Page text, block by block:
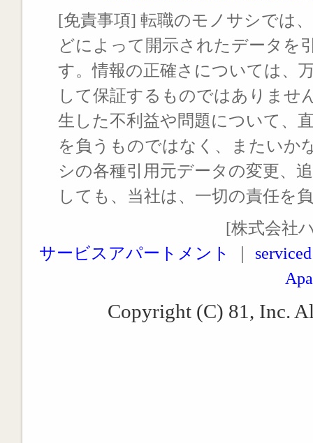
[免責事項] 転職のモノサシでは
どによって開示されたデータを
す。情報の正確さについては、
して保証するものではありませ
生した不利益や問題について、
を負うものではなく、またいか
シの各種引用元データの変更、
しても、当社は、一切の責任を
[株式会社
サービスアパートメント
Copyright (C) 81, Inc.